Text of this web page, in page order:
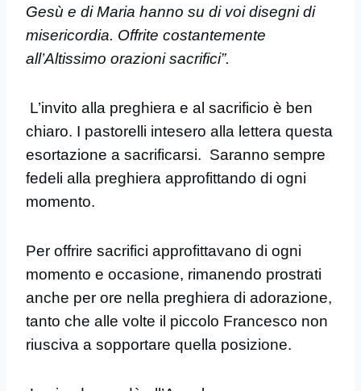
Gesù e di Maria hanno su di voi disegni di
misericordia. Offrite costantemente
all’Altissimo orazioni sacrifici”.
L’invito alla preghiera e al sacrificio è ben
chiaro. I pastorelli intesero alla lettera questa
esortazione a sacrificarsi. Saranno sempre
fedeli alla preghiera approfittando di ogni
momento.
Per offrire sacrifici approfittavano di ogni
momento e occasione, rimanendo prostrati
anche per ore nella preghiera di adorazione,
tanto che alle volte il piccolo Francesco non
riusciva a sopportare quella posizione.